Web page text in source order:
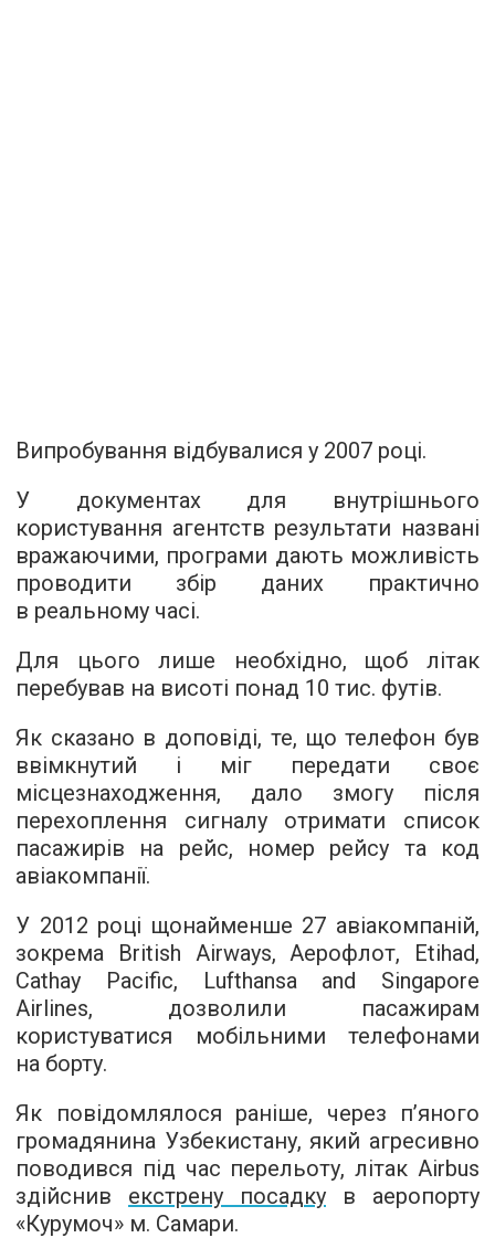
Випробування відбувалися у 2007 році.
У документах для внутрішнього
користування агентств результати названі
вражаючими, програми дають можливість
проводити збір даних практично
в реальному часі.
Для цього лише необхідно, щоб літак
перебував на висоті понад 10 тис. футів.
Як сказано в доповіді, те, що телефон був
ввімкнутий і міг передати своє
місцезнаходження, дало змогу після
перехоплення сигналу отримати список
пасажирів на рейс, номер рейсу та код
авіакомпанії.
У 2012 році щонайменше 27 авіакомпаній,
зокрема British Airways, Аерофлот, Etihad,
Cathay Pacific, Lufthansa and Singapore
Airlines, дозволили пасажирам
користуватися мобільними телефонами
на борту.
Як повідомлялося раніше, через п’яного
громадянина Узбекистану, який агресивно
поводився під час перельоту, літак Airbus
здійснив екстрену посадку в аеропорту
«Курумоч» м. Самари.